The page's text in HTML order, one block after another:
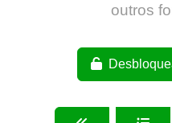
outros